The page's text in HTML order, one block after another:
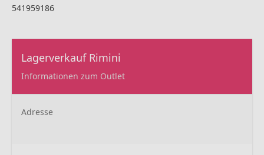
541959186
Lagerverkauf Rimini
Informationen zum Outlet
Adresse